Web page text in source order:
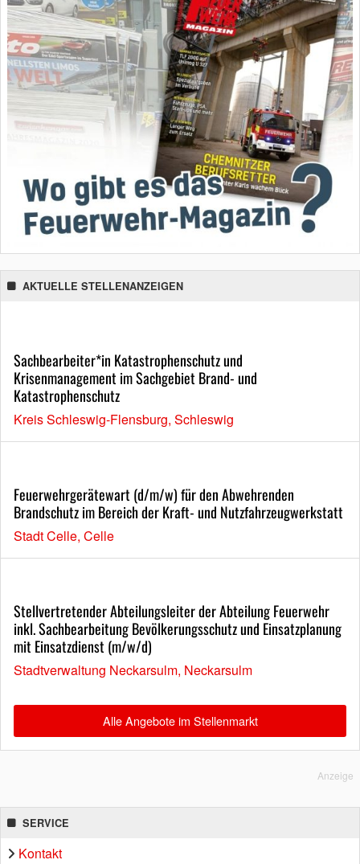
AKTUELLE STELLENANZEIGEN
Sachbearbeiter*in Katastrophenschutz und
Krisenmanagement im Sachgebiet Brand- und
Katastrophenschutz
Kreis Schleswig-Flensburg, Schleswig
Feuerwehrgerätewart (d/m/w) für den Abwehrenden
Brandschutz im Bereich der Kraft- und Nutzfahrzeugwerkstatt
Stadt Celle, Celle
Stellvertretender Abteilungsleiter der Abteilung Feuerwehr
inkl. Sachbearbeitung Bevölkerungsschutz und Einsatzplanung
mit Einsatzdienst (m/w/d)
Stadtverwaltung Neckarsulm, Neckarsulm
Alle Angebote im Stellenmarkt
Anzeige
SERVICE
Kontakt